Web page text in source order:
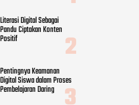
Literasi Digital Sebagai
Pandu Ciptakan Konten
Positif
Pentingnya Keamanan
Digital Siswa dalam Proses
Pembelajaran Daring